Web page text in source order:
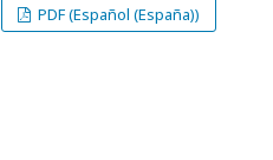
PDF (Español (España))